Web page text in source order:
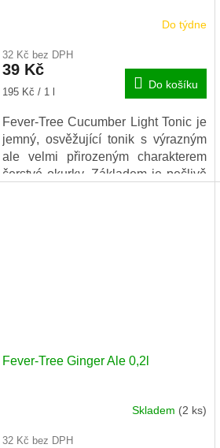
Do týdne
32 Kč bez DPH
39 Kč
Měrná
195 Kč / 1 l
Do košíku
Fever-Tree Cucumber Light Tonic je
jemný, osvěžující tonik s výrazným
ale velmi přirozeným charakterem
čerstvé okurky. Základem je pečlivě
Fever-Tree Ginger Ale 0,2l
Skladem (2 ks)
32 Kč bez DPH